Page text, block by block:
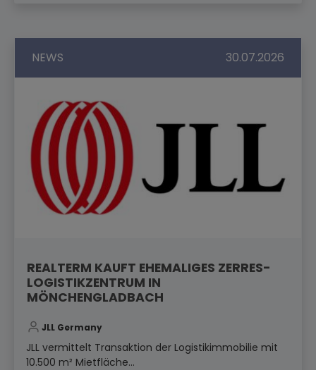
NEWS 30.07.2026
REALTERM KAUFT EHEMALIGES ZERRES-
LOGISTIKZENTRUM IN
MÖNCHENGLADBACH
JLL Germany
JLL vermittelt Transaktion der Logistikimmobilie mit
10.500 m² Mietfläche...